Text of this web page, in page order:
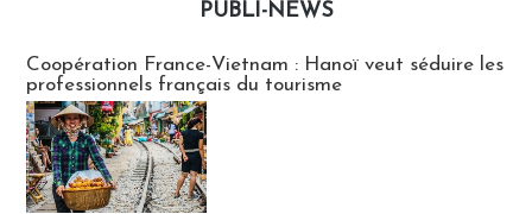
PUBLI-NEWS
Coopération France-Vietnam : Hanoï veut séduire les
professionnels français du tourisme